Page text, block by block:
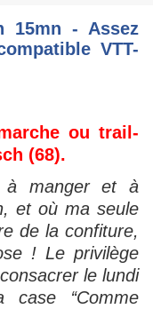
15mn - Assez
VTT-
ou trail-
(68).
à manger et à
et où ma seule
de la confiture,
! Le privilège
le lundi
‘‘Comme